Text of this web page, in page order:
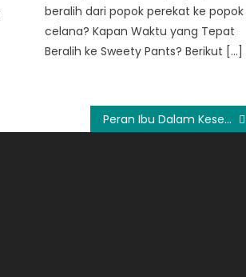
beralih dari popok perekat ke popok
celana? Kapan Waktu yang Tepat
Beralih ke Sweety Pants? Berikut […]
Peran Ibu Dalam Kesehatan Keluarga